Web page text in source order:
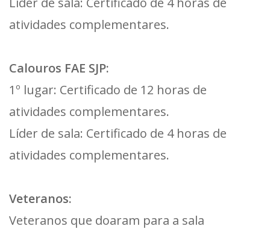
atividades complementares.
Calouros FAE SJP:
1º lugar: Certificado de 12 horas de
atividades complementares.
Líder de sala: Certificado de 4 horas de
atividades complementares.
Veteranos:
Veteranos que doaram para a sala